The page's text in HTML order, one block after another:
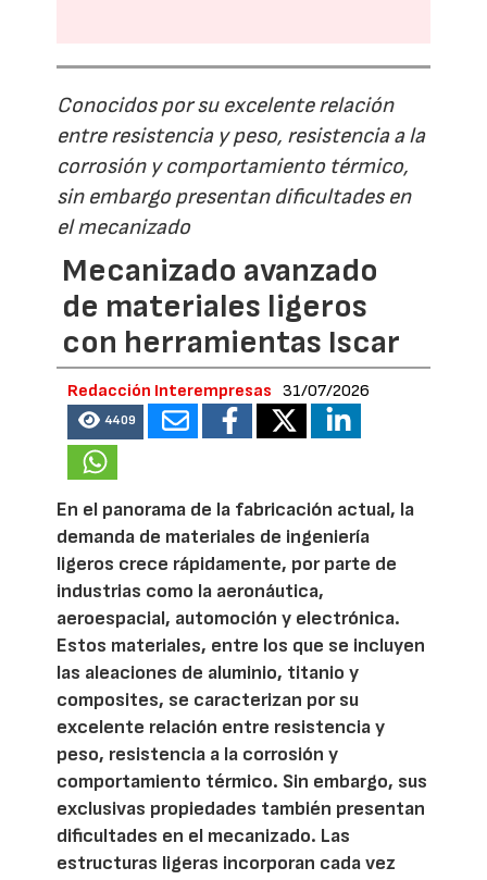
Conocidos por su excelente relación
entre resistencia y peso, resistencia a la
corrosión y comportamiento térmico,
sin embargo presentan dificultades en
el mecanizado
Mecanizado avanzado
de materiales ligeros
con herramientas Iscar
Redacción Interempresas 31/07/2026
4409
En el panorama de la fabricación actual, la
demanda de materiales de ingeniería
ligeros crece rápidamente, por parte de
industrias como la aeronáutica,
aeroespacial, automoción y electrónica.
Estos materiales, entre los que se incluyen
las aleaciones de aluminio, titanio y
composites, se caracterizan por su
excelente relación entre resistencia y
peso, resistencia a la corrosión y
comportamiento térmico. Sin embargo, sus
exclusivas propiedades también presentan
dificultades en el mecanizado. Las
estructuras ligeras incorporan cada vez